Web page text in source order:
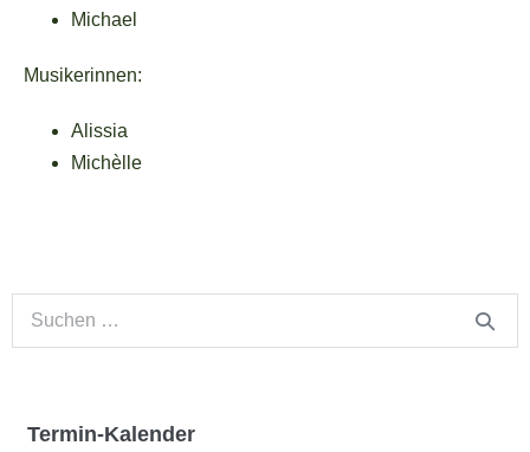
Michael
Musikerinnen:
Alissia
Michèlle
Termin-Kalender